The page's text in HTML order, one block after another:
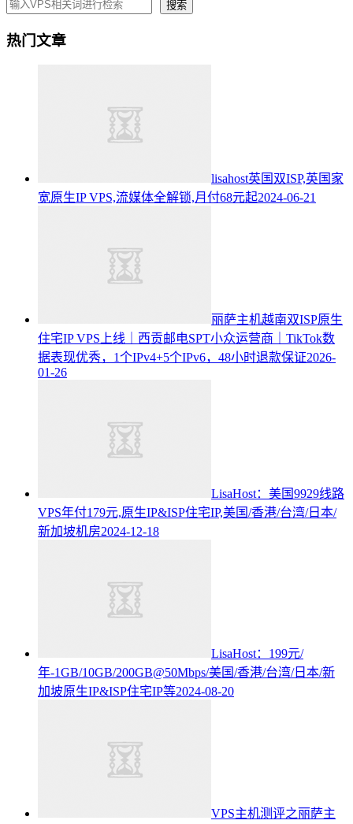
搜索
热门文章
lisahost英国双ISP,英国家
宽原生IP VPS,流媒体全解锁,月付68元起2024-06-21
丽萨主机越南双ISP原生
住宅IP VPS上线｜西贡邮电SPT小众运营商｜TikTok数
据表现优秀，1个IPv4+5个IPv6，48小时退款保证2026-
01-26
LisaHost：美国9929线路
VPS年付179元,原生IP&ISP住宅IP,美国/香港/台湾/日本/
新加坡机房2024-12-18
LisaHost：199元/
年-1GB/10GB/200GB@50Mbps/美国/香港/台湾/日本/新
加坡原生IP&ISP住宅IP等2024-08-20
VPS主机测评之丽萨主